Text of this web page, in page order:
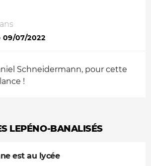
09/07/2022
Schneidermann, pour cette
!
LEPÉNO-BANALISÉS
est au lycée